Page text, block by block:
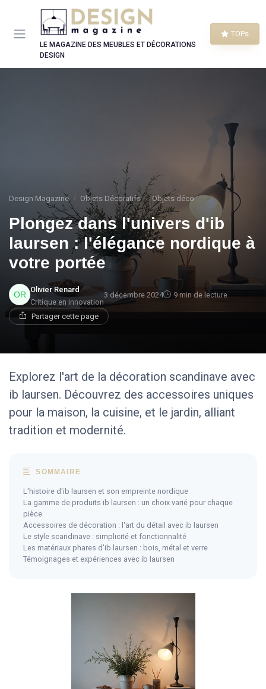
LE MAGAZINE DES MEUBLES ET DÉCORATIONS
DESIGN
TOPs
Design Magazine Objets Décoratifs Objets déco
Plongez dans l'univers d'ib
laursen : l'élégance nordique à
votre portée
Olivier Renard
Critique en innovation
3 décembre 2024 9 min de lecture
Partager cette page
Explorez l'art de la décoration scandinave avec
ib laursen. Découvrez des accessoires uniques
pour la maison, la cuisine, et le jardin, alliant
tradition et modernité.
SOMMAIRE
L'histoire d'ib laursen et son empreinte nordique
La gamme de produits ib laursen : un choix varié pour chaque
pièce
Accessoires de décoration : l'art du détail avec ib laursen
Le style scandinave : simplicité et fonctionnalité
Les matériaux phares d'ib laursen : bois, métal et verre
Témoignages et expériences avec ib laursen
Panneau de gestion des cookies